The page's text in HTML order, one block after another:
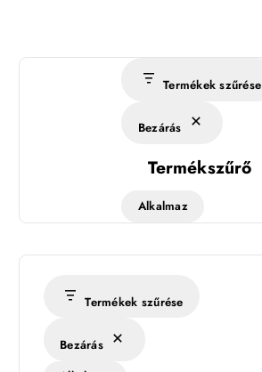
Termékek szűrése
Bezárás
Termékszűrő
Alkalmaz
Termékek szűrése
Bezárás